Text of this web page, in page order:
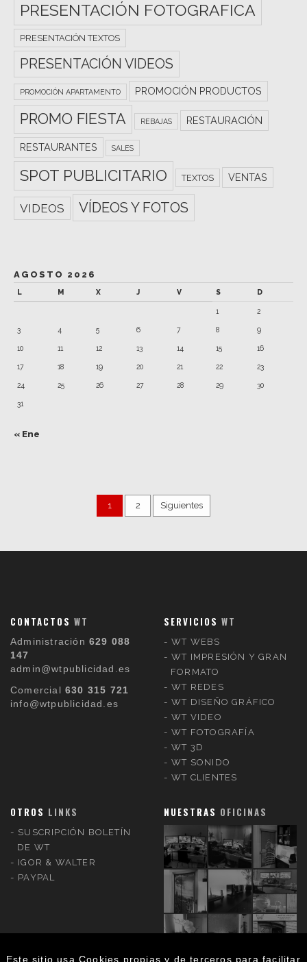
PRESENTACIÓN FOTOGRAFICA
PRESENTACIÓN TEXTOS
PRESENTACIÓN VIDEOS
PROMOCIÓN APARTAMENTO PROMOCIÓN PRODUCTOS
PROMO FIESTA REBAJAS RESTAURACIÓN
RESTAURANTES SALES
SPOT PUBLICITARIO TEXTOS VENTAS
VIDEOS VÍDEOS Y FOTOS
AGOSTO 2026
L M X J V S D
1 2
3 4 5 6 7 8 9
10 11 12 13 14 15 16
17 18 19 20 21 22 23
24 25 26 27 28 29 30
31
« Ene
1 2 Siguientes
CONTACTOS WT
Administración 629 088
147
admin@wtpublicidad.es
Comercial 630 315 721
info@wtpublicidad.es
SERVICIOS WT
WT WEBS
WT IMPRESIÓN Y GRAN
FORMATO
WT REDES
WT DISEÑO GRÁFICO
WT VIDEO
WT FOTOGRAFÍA
WT 3D
WT SONIDO
WT CLIENTES
OTROS LINKS
SUSCRIPCIÓN BOLETÍN
DE WT
IGOR & WALTER
PAYPAL
NUESTRAS OFICINAS
Este sitio usa Cookies propias y de terceros para facilitar